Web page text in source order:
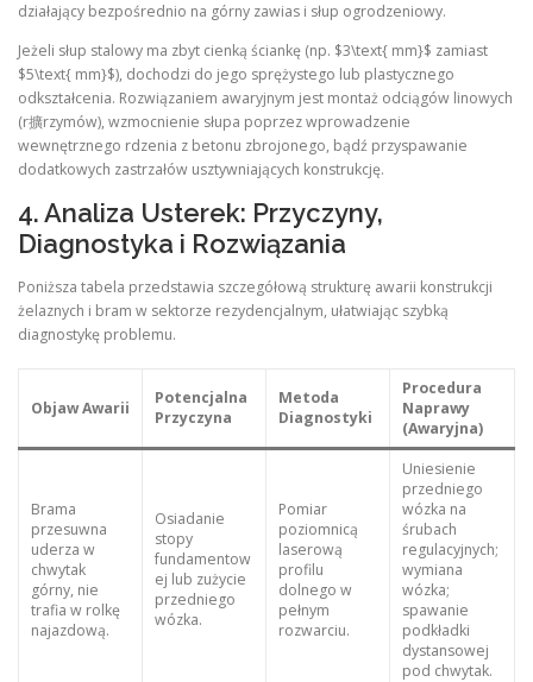
działający bezpośrednio na górny zawias i słup ogrodzeniowy.
Jeżeli słup stalowy ma zbyt cienką ściankę (np. $3\text{ mm}$ zamiast
$5\text{ mm}$), dochodzi do jego sprężystego lub plastycznego
odkształcenia. Rozwiązaniem awaryjnym jest montaż odciągów linowych
(r擴rzymów), wzmocnienie słupa poprzez wprowadzenie
wewnętrznego rdzenia z betonu zbrojonego, bądź przyspawanie
dodatkowych zastrzałów usztywniających konstrukcję.
4. Analiza Usterek: Przyczyny,
Diagnostyka i Rozwiązania
Poniższa tabela przedstawia szczegółową strukturę awarii konstrukcji
żelaznych i bram w sektorze rezydencjalnym, ułatwiając szybką
diagnostykę problemu.
Objaw Awarii
Potencjalna
Przyczyna
Metoda
Diagnostyki
Procedura
Naprawy
(Awaryjna)
Brama
przesuwna
uderza w
chwytak
górny, nie
trafia w rolkę
najazdową.
Osiadanie
stopy
fundamentow
ej lub zużycie
przedniego
wózka.
Pomiar
poziomnicą
laserową
profilu
dolnego w
pełnym
rozwarciu.
Uniesienie
przedniego
wózka na
śrubach
regulacyjnych;
wymiana
wózka;
spawanie
podkładki
dystansowej
pod chwytak.